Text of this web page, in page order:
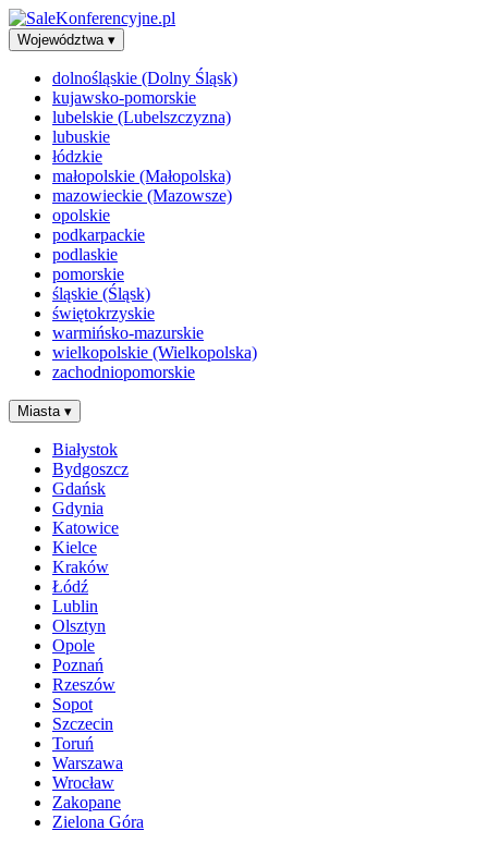
Województwa ▾
dolnośląskie (Dolny Śląsk)
kujawsko-pomorskie
lubelskie (Lubelszczyzna)
lubuskie
łódzkie
małopolskie (Małopolska)
mazowieckie (Mazowsze)
opolskie
podkarpackie
podlaskie
pomorskie
śląskie (Śląsk)
świętokrzyskie
warmińsko-mazurskie
wielkopolskie (Wielkopolska)
zachodniopomorskie
Miasta ▾
Białystok
Bydgoszcz
Gdańsk
Gdynia
Katowice
Kielce
Kraków
Łódź
Lublin
Olsztyn
Opole
Poznań
Rzeszów
Sopot
Szczecin
Toruń
Warszawa
Wrocław
Zakopane
Zielona Góra